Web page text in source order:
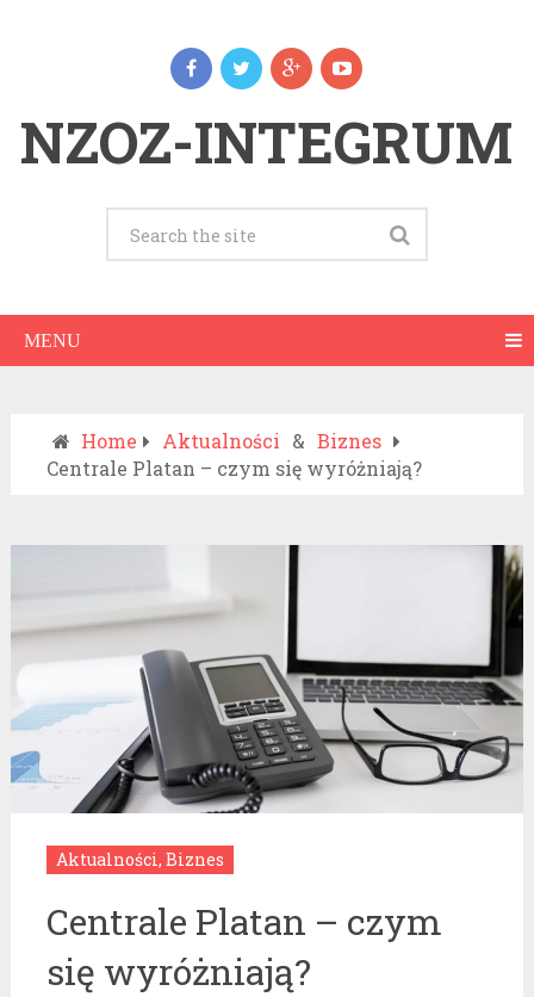
NZOZ-INTEGRUM
MENU
Home Aktualności & Biznes
Centrale Platan – czym się wyróżniają?
Aktualności, Biznes
Centrale Platan – czym
się wyróżniają?